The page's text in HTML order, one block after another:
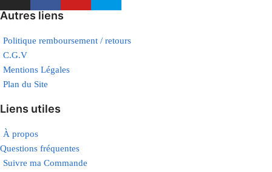
Autres liens
Politique remboursement / retours
C.G.V
Mentions Légales
Plan du Site
Liens utiles
À propos
Questions fréquentes
Suivre ma Commande